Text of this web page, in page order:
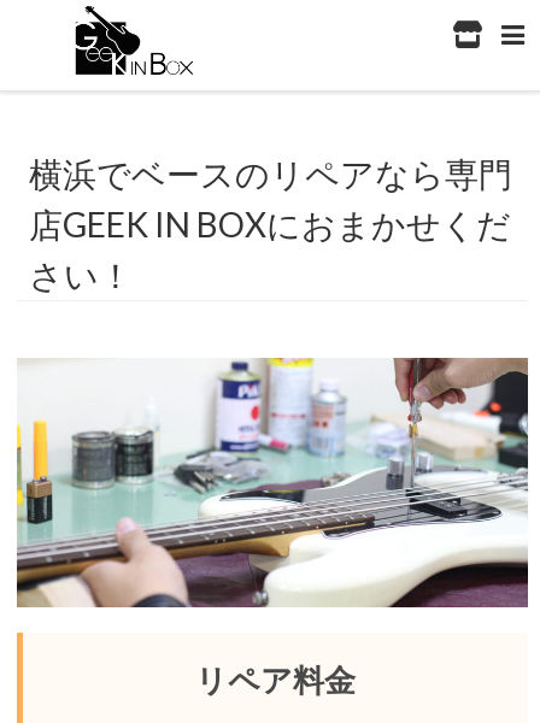
横浜でベースのリペアなら専門
店GEEK IN BOXにおまかせくだ
さい！
リペア料金